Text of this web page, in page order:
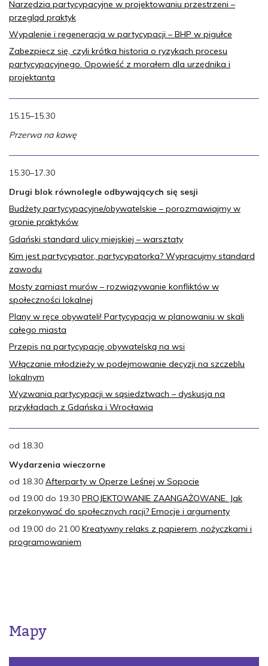
Narzędzia partycypacyjne w projektowaniu przestrzeni –
przegląd praktyk
Wypalenie i regeneracja w partycypacji – BHP w pigułce
Zabezpiecz się, czyli krótka historia o ryzykach procesu
partycypacyjnego. Opowieść z morałem dla urzędnika i
projektanta
15.15–15.30
Przerwa na kawę
15.30–17.30
Drugi blok równolegle odbywających się sesji
Budżety partycypacyjne/obywatelskie – porozmawiajmy w
gronie praktyków
Gdański standard ulicy miejskiej – warsztaty
Kim jest partycypator, partycypatorka? Wypracujmy standard
zawodu
Mosty zamiast murów – rozwiązywanie konfliktów w
społeczności lokalnej
Plany w ręce obywateli! Partycypacja w planowaniu w skali
całego miasta
Przepis na partycypację obywatelską na wsi
Włączanie młodzieży w podejmowanie decyzji na szczeblu
lokalnym
Wyzwania partycypacji w sąsiedztwach – dyskusja na
przykładach z Gdańska i Wrocławia
od 18.30
Wydarzenia wieczorne
od 18.30 Afterparty w Operze Leśnej w Sopocie
od 19.00 do 19.30 PROJEKTOWANIE ZAANGAŻOWANE. Jak
przekonywać do społecznych racji? Emocje i argumenty
od 19.00 do 21.00 Kreatywny relaks z papierem, nożyczkami i
programowaniem
Mapy